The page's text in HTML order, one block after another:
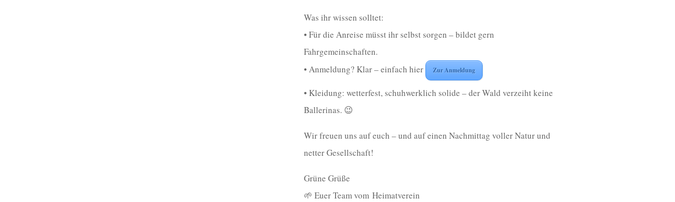
Was ihr wissen solltet:
• Für die Anreise müsst ihr selbst sorgen – bildet gern
Fahrgemeinschaften.
• Anmeldung? Klar – einfach hier
Zur Anmeldung
• Kleidung: wetterfest, schuhwerklich solide – der Wald verzeiht keine
Ballerinas. 😉
Wir freuen uns auf euch – und auf einen Nachmittag voller Natur und
netter Gesellschaft!
Grüne Grüße
🌱 Euer Team vom Heimatverein